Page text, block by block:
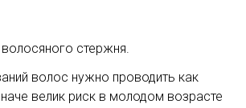
волосяного стержня.
волос нужно проводить как
велик риск в молодом возрасте